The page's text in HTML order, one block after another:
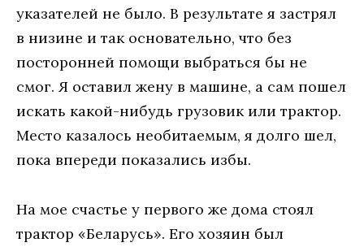
указателей не было. В результате я застрял
в низине и так основательно, что без
посторонней помощи выбраться бы не
смог. Я оставил жену в машине, а сам пошел
искать какой-нибудь грузовик или трактор.
Место казалось необитаемым, я долго шел,
пока впереди показались избы.
На мое счастье у первого же дома стоял
трактор «Беларусь». Его хозяин был